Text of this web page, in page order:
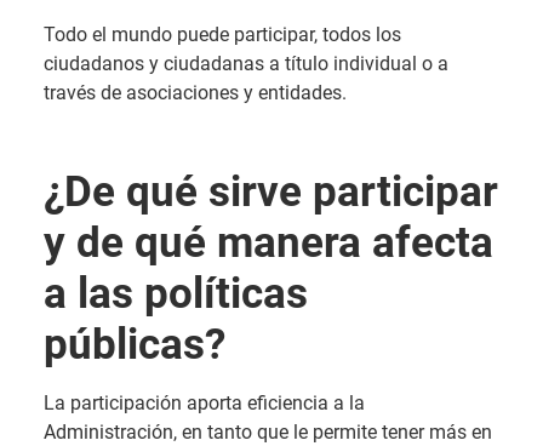
Todo el mundo puede participar, todos los
ciudadanos y ciudadanas a título individual o a
través de asociaciones y entidades.
¿De qué sirve participar
y de qué manera afecta
a las políticas
públicas?
La participación aporta eficiencia a la
Administración, en tanto que le permite tener más en